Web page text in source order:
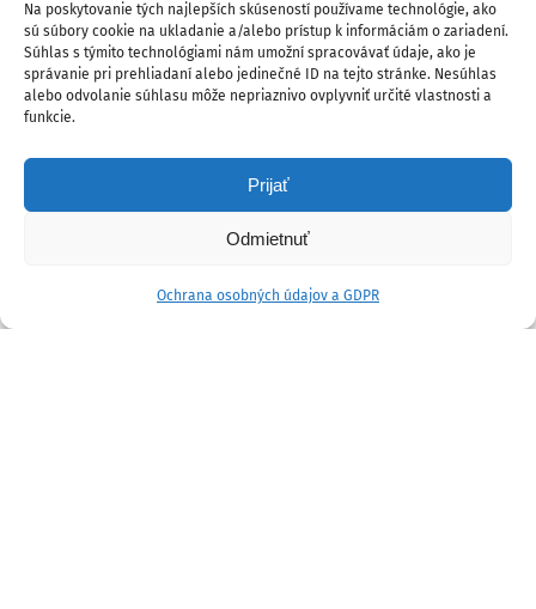
Na poskytovanie tých najlepších skúseností používame technológie, ako
sú súbory cookie na ukladanie a/alebo prístup k informáciám o zariadení.
Súhlas s týmito technológiami nám umožní spracovávať údaje, ako je
správanie pri prehliadaní alebo jedinečné ID na tejto stránke. Nesúhlas
alebo odvolanie súhlasu môže nepriaznivo ovplyvniť určité vlastnosti a
funkcie.
Prijať
Odmietnuť
Ochrana osobných údajov a GDPR